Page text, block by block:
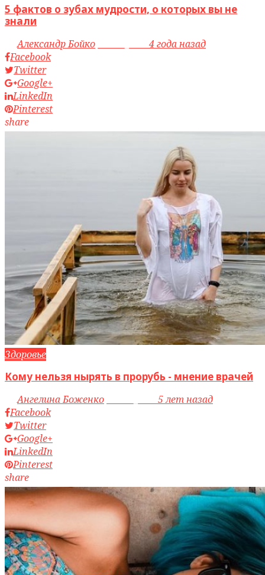
5 фактов о зубах мудрости, о которых вы не
знали
byАлександр Бойко
4 года назад
Facebook
Twitter
Google+
LinkedIn
Pinterest
share
Здоровье
Кому нельзя нырять в прорубь - мнение врачей
byАнгелина Боженко
5 лет назад
Facebook
Twitter
Google+
LinkedIn
Pinterest
share